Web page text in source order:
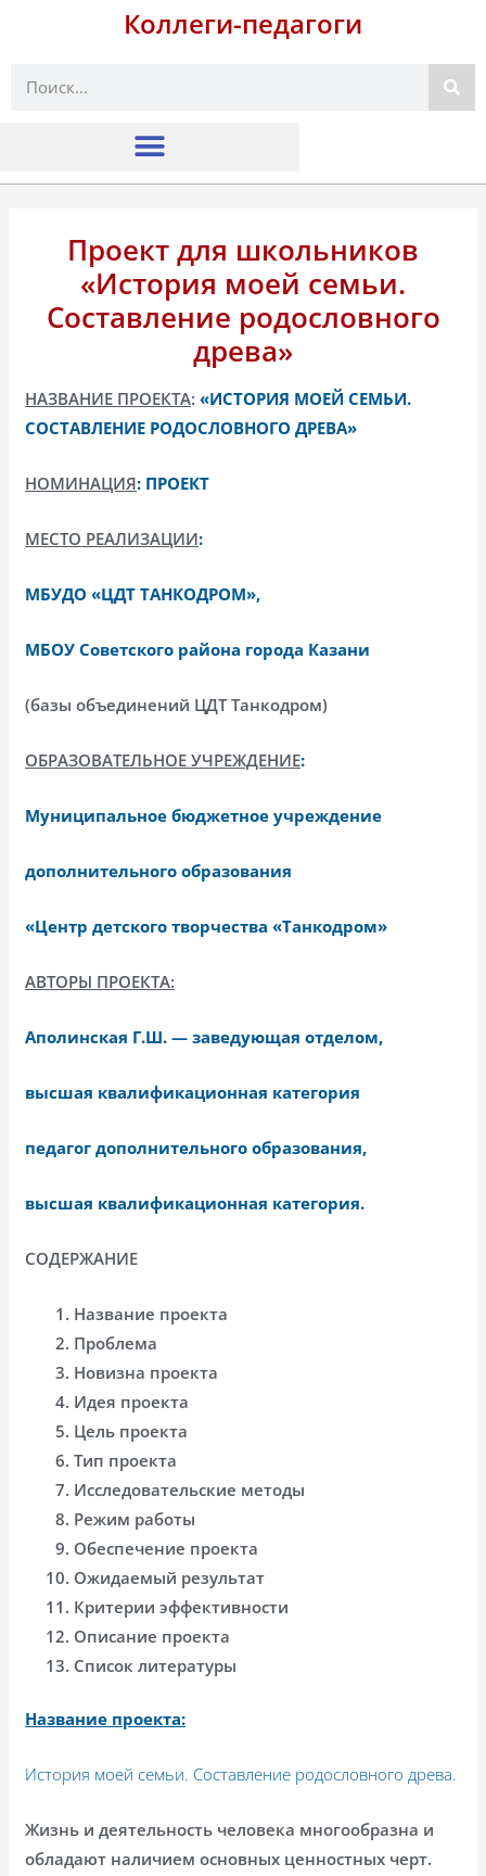
Коллеги-педагоги
Поиск
Проект для школьников
«История моей семьи.
Составление родословного
древа»
НАЗВАНИЕ ПРОЕКТА:«ИСТОРИЯ МОЕЙ СЕМЬИ.
СОСТАВЛЕНИЕ РОДОСЛОВНОГО ДРЕВА»
НОМИНАЦИЯ: ПРОЕКТ
МЕСТО РЕАЛИЗАЦИИ:
МБУДО «ЦДТ ТАНКОДРОМ»,
МБОУ Советского района города Казани
(базы объединений ЦДТ Танкодром)
ОБРАЗОВАТЕЛЬНОЕ УЧРЕЖДЕНИЕ:
Муниципальное бюджетное учреждение
дополнительного образования
«Центр детского творчества «Танкодром»
АВТОРЫ ПРОЕКТА:
Аполинская Г.Ш. — заведующая отделом,
высшая квалификационная категория
педагог дополнительного образования,
высшая квалификационная категория.
СОДЕРЖАНИЕ
Название проекта
Проблема
Новизна проекта
Идея проекта
Цель проекта
Тип проекта
Исследовательские методы
Режим работы
Обеспечение проекта
Ожидаемый результат
Критерии эффективности
Описание проекта
Список литературы
Название проекта:
История моей семьи. Составление родословного древа.
Жизнь и деятельность человека многообразна и
обладают наличием основных ценностных черт.